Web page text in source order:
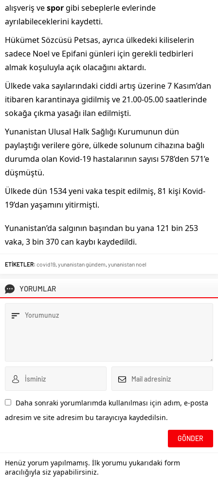
alışveriş vesporgibi sebeplerle evlerinde
ayrılabileceklerini kaydetti.
Hükümet Sözcüsü Petsas, ayrıca ülkedeki kiliselerin
sadece Noel ve Epifani günleri için gerekli tedbirleri
almak koşuluyla açık olacağını aktardı.
Ülkede vaka sayılarındaki ciddi artış üzerine 7 Kasım’dan
itibaren karantinaya gidilmiş ve 21.00-05.00 saatlerinde
sokağa çıkma yasağı ilan edilmişti.
Yunanistan Ulusal Halk Sağlığı Kurumunun dün
paylaştığı verilere göre, ülkede solunum cihazına bağlı
durumda olan Kovid-19 hastalarının sayısı 578’den 571’e
düşmüştü.
Ülkede dün 1534 yeni vaka tespit edilmiş, 81 kişi Kovid-
19’dan yaşamını yitirmişti.
Yunanistan’da salgının başından bu yana 121 bin 253
vaka, 3 bin 370 can kaybı kaydedildi.
ETİKETLER: covid19, yunanistan gündem, yunanistan noel
YORUMLAR
Daha sonraki yorumlarımda kullanılması için adım, e-posta
adresim ve site adresim bu tarayıcıya kaydedilsin.
Henüz yorum yapılmamış. İlk yorumu yukarıdaki form
aracılığıyla siz yapabilirsiniz.